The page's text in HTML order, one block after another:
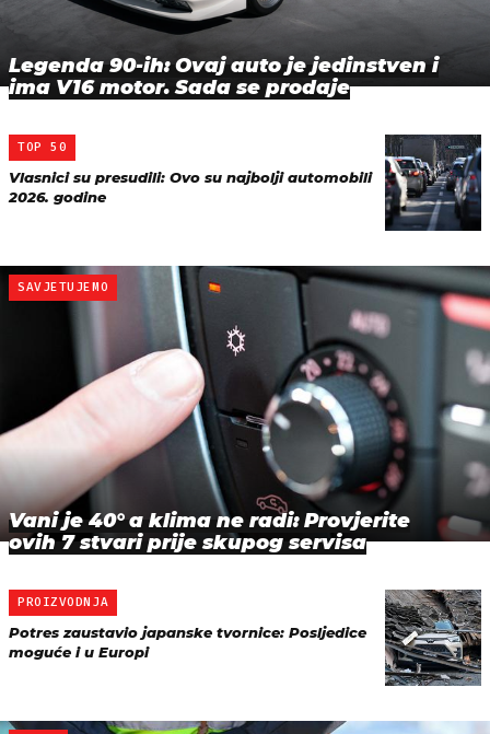
Legenda 90-ih: Ovaj auto je jedinstven i
ima V16 motor. Sada se prodaje
TOP 50
Vlasnici su presudili: Ovo su najbolji automobili
2026. godine
SAVJETUJEMO
Vani je 40° a klima ne radi: Provjerite
ovih 7 stvari prije skupog servisa
PROIZVODNJA
Potres zaustavio japanske tvornice: Posljedice
moguće i u Europi